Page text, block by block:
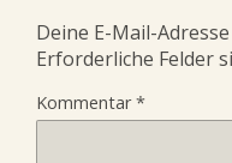
Deine E-Mail-
Erforderliche Felder
Kommentar*